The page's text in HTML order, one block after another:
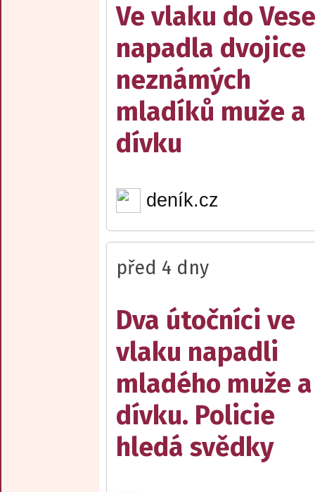
Ve vlaku do
napadla dvojice
neznámých
mladíků muže a
dívku
deník.cz
před 4 dny
Dva útočníci ve
vlaku napadli
mladého muže a
dívku. Policie
hledá svědky